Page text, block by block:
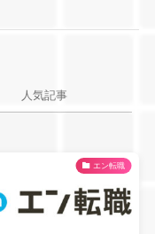
人気記事
エン転職